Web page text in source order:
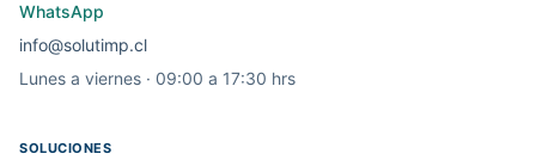
WhatsApp
info@solutimp.cl
Lunes a viernes · 09:00 a 17:30 hrs
SOLUCIONES